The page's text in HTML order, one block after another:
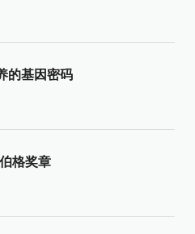
的基因密码
格奖章